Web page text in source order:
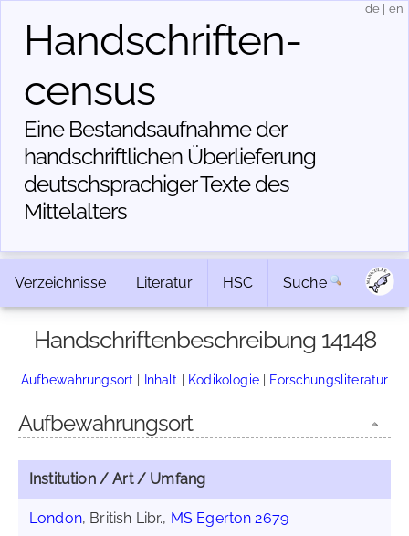
Handschriften­
census
Eine Bestandsaufnahme der
handschriftlichen Über­lieferung
deutschsprachiger Texte des
Mittelalters
de en
Verzeichnisse Literatur HSC Suche
Handschriftenbeschreibung 14148
Aufbewahrungsort | Inhalt | Kodikologie| Forschungsliteratur
Aufbewahrungsort
Institution / Art / Umfang
London, British Libr., MS Egerton 2679